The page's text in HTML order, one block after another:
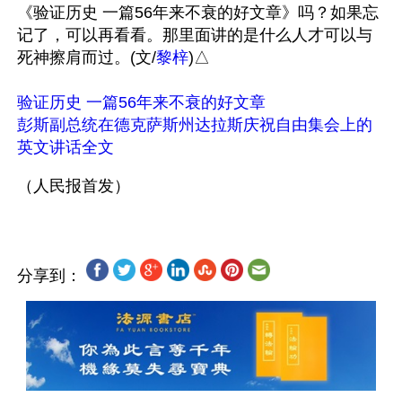
《验证历史 一篇56年来不衰的好文章》吗？如果忘
记了，可以再看看。那里面讲的是什么人才可以与
死神擦肩而过。(文/黎梓)△
验证历史 一篇56年来不衰的好文章
彭斯副总统在德克萨斯州达拉斯庆祝自由集会上的
英文讲话全文
分享到：